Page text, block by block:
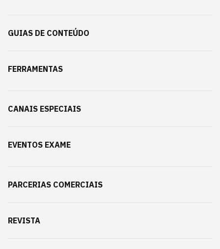
GUIAS DE CONTEÚDO
FERRAMENTAS
CANAIS ESPECIAIS
EVENTOS EXAME
PARCERIAS COMERCIAIS
REVISTA